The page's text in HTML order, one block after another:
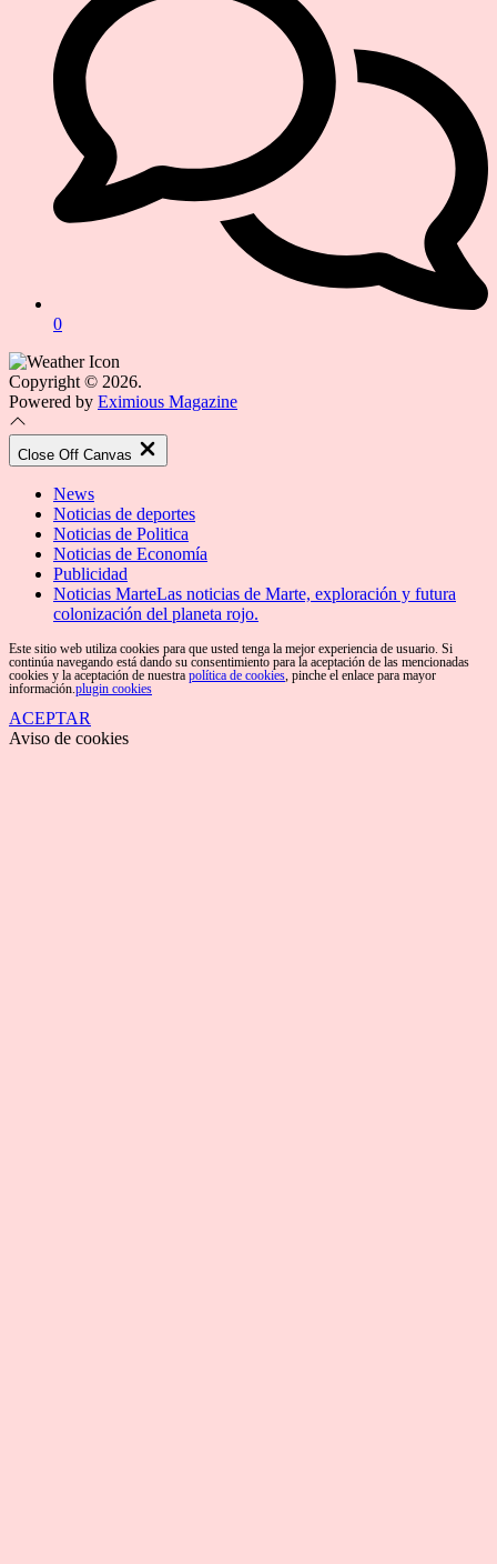
0
Copyright © 2026.
Powered by Eximious Magazine
Close Off Canvas
News
Noticias de deportes
Noticias de Politica
Noticias de Economía
Publicidad
Noticias MarteLas noticias de Marte, exploración y futura
colonización del planeta rojo.
Este sitio web utiliza cookies para que usted tenga la mejor experiencia de usuario. Si
continúa navegando está dando su consentimiento para la aceptación de las mencionadas
cookies y la aceptación de nuestra política de cookies, pinche el enlace para mayor
información.plugin cookies
ACEPTAR
Aviso de cookies